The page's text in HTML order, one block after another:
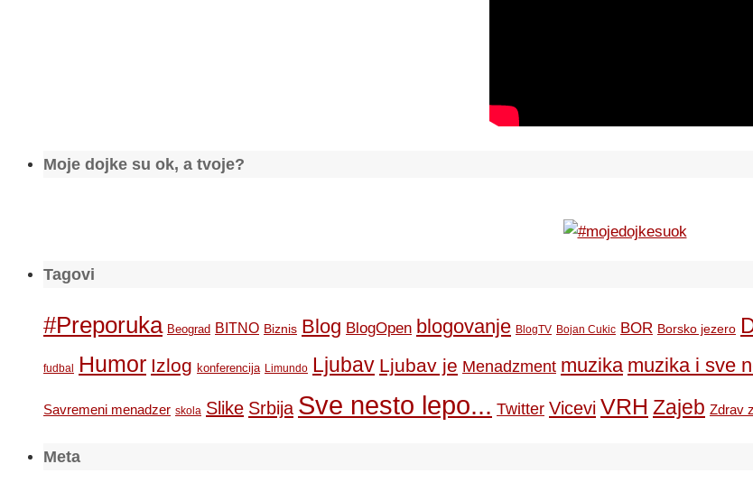
Moje dojke su ok, a tvoje?
Tagovi
#Preporuka Beograd BITNO Biznis Blog BlogOpen blogovanje BlogTV Bojan Cukic BOR Borsko jezero
fudbal Humor Izlog konferencija Limundo Ljubav Ljubav je Menadzment muzika muzika i sve
Savremeni menadzer skola Slike Srbija Sve nesto lepo... Twitter Vicevi VRH Zajeb Zdrav
Meta